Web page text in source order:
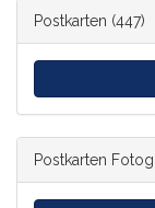
Postkarten (447)
Postkarten